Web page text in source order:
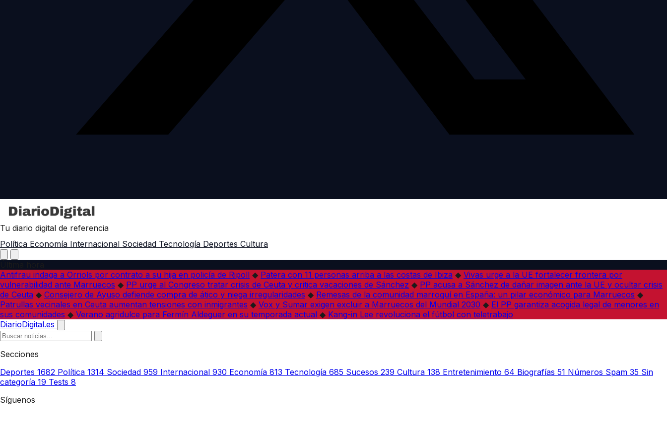
Tu diario digital de referencia
Política Economía Internacional Sociedad Tecnología Deportes Cultura
Antifrau indaga a Orriols por contrato a su hija en policía de Ripoll ◆ Patera con 11 personas arriba a las costas de Ibiza ◆ Vivas urge a la UE fortalecer frontera por
vulnerabilidad ante Marruecos ◆ PP urge al Congreso tratar crisis de Ceuta y critica vacaciones de Sánchez ◆ PP acusa a Sánchez de dañar imagen ante la UE y ocultar crisis
de Ceuta ◆ Consejero de Ayuso defiende compra de ático y niega irregularidades ◆ Remesas de la comunidad marroquí en España: un pilar económico para Marruecos ◆
Patrullas vecinales en Ceuta aumentan tensiones con inmigrantes ◆ Vox y Sumar exigen excluir a Marruecos del Mundial 2030 ◆ El PP garantiza acogida legal de menores en
sus comunidades ◆ Verano agridulce para Fermín Aldeguer en su temporada actual ◆ Kang-in Lee revoluciona el fútbol con teletrabajo
DiarioDigital.es
Secciones
Deportes 1682 Política 1314 Sociedad 959 Internacional 930 Economía 813 Tecnología 685 Sucesos 239 Cultura 138 Entretenimiento 64 Biografías 51 Números Spam 35 Sin
categoría 19 Tests 8
Síguenos